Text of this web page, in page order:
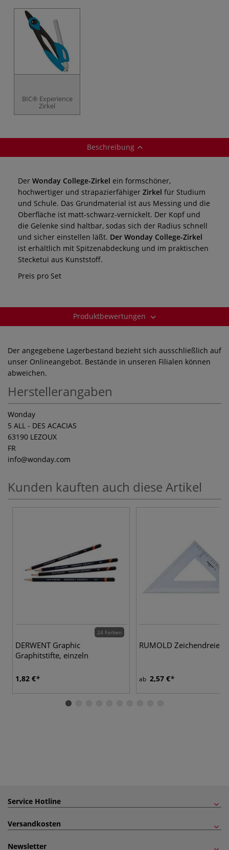
BIC® Experience
Zirkel
Beschreibung
Der Wonday College-Zirkel ein formschöner,
hochwertiger und strapazierfähiger Zirkel für Studium
und Schule. Das Grundmaterial ist aus Messing und die
Oberfläche ist matt-schwarz-vernickelt. Der Kopf und
die Gelenke sind haltbar, sodas sich der Radius schnell
und sicher einstellen läßt. Der Wonday College-Zirkel
ist erhältlich mit Spitzenabdeckung und im praktischen
Stecketui aus Kunststoff.
Preis pro Set
Produktbewertungen
Der angegebene Lagerbestand bezieht sich ausschließlich auf
unser Onlineangebot. Bestände in unseren Filialen können
abweichen.
Herstellerangaben
Wonday
5 ALL - DES ACACIAS
63190 LEZOUX
FR
info@wonday.com
Kunden kauften auch diese Artikel
24 Farben
DERWENT Graphic
Graphitstifte, einzeln
1,82 €
RUMOLD
ab 2,57 €
Service Hotline
Versandkosten
Newsletter